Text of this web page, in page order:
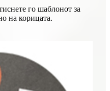
го шаблонот за
на корицата.